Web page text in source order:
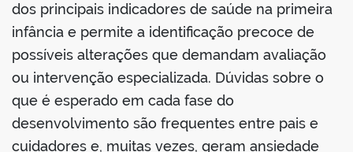
dos principais indicadores de saúde na primeira
infância e permite a identificação precoce de
possíveis alterações que demandam avaliação
ou intervenção especializada. Dúvidas sobre o
que é esperado em cada fase do
desenvolvimento são frequentes entre pais e
cuidadores e, muitas vezes, geram ansiedade